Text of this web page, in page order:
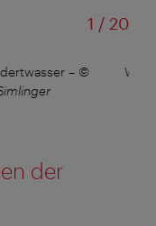
1 /von
20
– ©
der